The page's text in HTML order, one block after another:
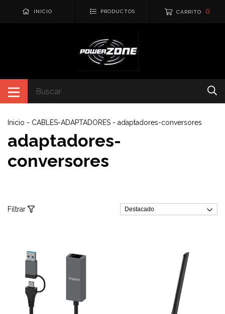
INICIO PRODUCTOS CARRITO 0
Inicio - CABLES-ADAPTADORES - adaptadores-conversores
adaptadores-
conversores
Filtrar